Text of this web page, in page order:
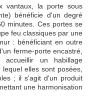
vantaux, la porte sous
bénéficie d'un degré
minutes. Ces portes se
feu classiques par une
: bénéficiant en outre
ferme-porte encastré,
un habillage
elles sont posées,
; il s'agit d'un produit
une harmonisation